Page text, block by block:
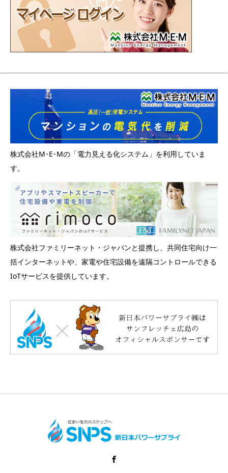
株式会社M･E･Mの「電力見える化システム」を利用していま
す。
株式会社ファミリーネット・ジャパンと提携し、共同住宅向け一
括インターネットや、家電や住宅設備を遠隔コントロールできる
IoTサービスを提供しています。